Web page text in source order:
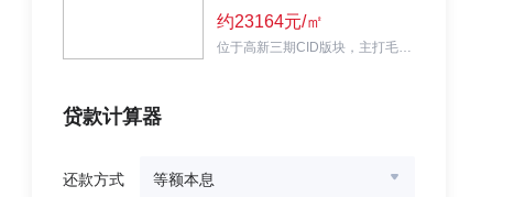
约23164元/㎡
位于高新三期CID版块，主打毛坯高层，主力户型110㎡、130㎡的三室两厅两卫。
贷款计算器
还款方式 等额本息